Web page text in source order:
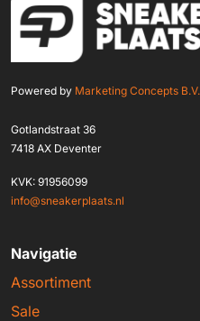
Powered by Marketing Concepts B.V.
Gotlandstraat 36
7418 AX Deventer
KVK: 91956099
info@sneakerplaats.nl
Navigatie
Assortiment
Sale